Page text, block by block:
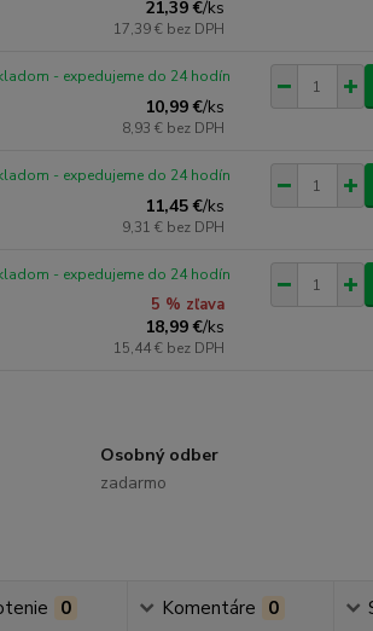
21,39 €/ks
17,39 € bez DPH
10,99 €/ks
8,93 € bez DPH
- expedujeme do 24 hodín
11,45 €/ks
9,31 € bez DPH
- expedujeme do 24 hodín
5 % zľava
18,99 €/ks
15,44 € bez DPH
- expedujeme do 24 hodín
Osobný odber
zadarmo
0 Komentáre 0